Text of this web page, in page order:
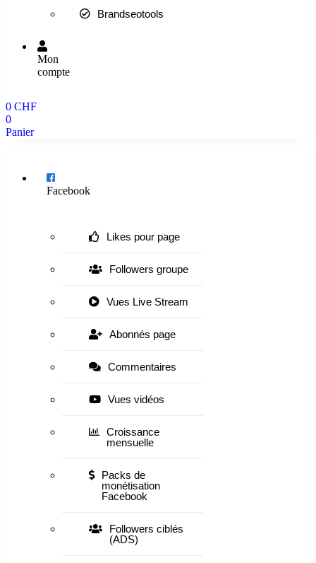
Brandseotools
Mon
compte
0 CHF
0
Panier
Facebook
Likes pour page
Followers groupe
Vues Live Stream
Abonnés page
Commentaires
Vues vidéos
Croissance
mensuelle
Packs de
monétisation
Facebook
Followers ciblés
(ADS)